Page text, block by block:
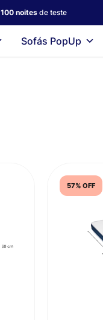
100 noitesde teste
Sofás PopUp
57% OFF